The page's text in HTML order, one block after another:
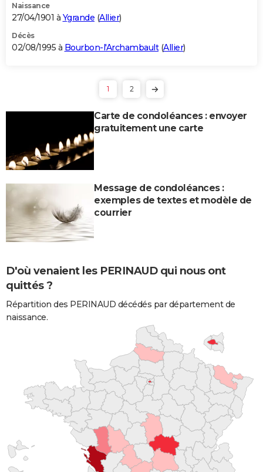
Naissance
27/04/1901 à Ygrande (Allier)
Décès
02/08/1995 à Bourbon-l'Archambault(Allier)
1 2
Carte de condoléances : envoyer
gratuitement une carte
Message de condoléances :
exemples de textes et modèle de
courrier
D'où venaient les PERINAUD qui nous ont
quittés ?
Répartition des PERINAUD décédés par département de
naissance.